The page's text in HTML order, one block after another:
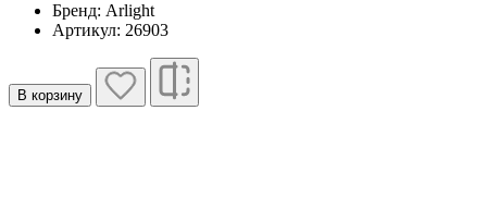
Бренд: Arlight
Артикул: 26903
В корзину